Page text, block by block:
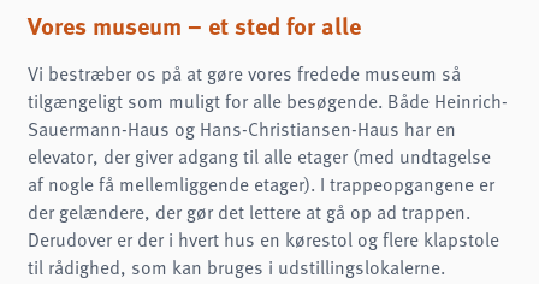
Vores museum – et sted for alle
Vi bestræber os på at gøre vores fredede museum så
tilgængeligt som muligt for alle besøgende. Både Heinrich-
Sauermann-Haus og Hans-Christiansen-Haus har en
elevator, der giver adgang til alle etager (med undtagelse
af nogle få mellemliggende etager). I trappeopgangene er
der gelændere, der gør det lettere at gå op ad trappen.
Derudover er der i hvert hus en kørestol og flere klapstole
til rådighed, som kan bruges i udstillingslokalerne.
Denne cookie gemmer brugerens valgte samtykkeindstillinger.
Cookie duration:
Frontend-bruger
Name:
fe_typo3_user
Provider: